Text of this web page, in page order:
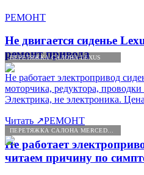
ПЕРЕТЯЖКА САЛОНА LEXUS
РЕМОНТ
Не двигается сиденье
ремонт привода
Не работает электропривод
моторчика, редуктора,
Электрика, не электроника.
Читать ↗РЕМОНТ
Не работает
читаем причину по